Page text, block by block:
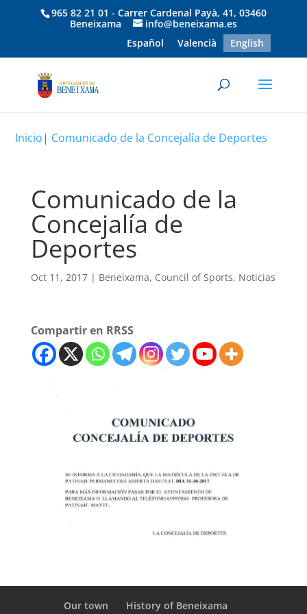
965 82 21 01 - Carrer Cardenal Payà, 41, 03460
Beneixama
info@beneixama.es
Español
Valencià English
Inicio| Comunicado de la Concejalía de Deportes
Comunicado de la
Concejalía de
Deportes
Oct 11, 2017| Beneixama, Council of Sports, Noticias
Compartir en RRSS
Our town History of Beneixama